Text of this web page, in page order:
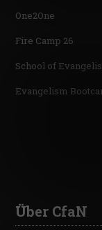
One2One
Fire Camp 26
School of
Evangelism
Über CfaN